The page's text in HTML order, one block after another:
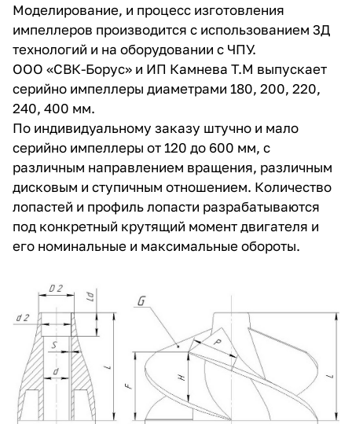
Моделирование, и процесс изготовления
импеллеров производится с использованием 3Д
технологий и на оборудовании с ЧПУ.
ООО «СВК-Борус» и ИП Камнева Т.М выпускает
серийно импеллеры диаметрами 180, 200, 220,
240, 400 мм.
По индивидуальному заказу штучно и мало
серийно импеллеры от 120 до 600 мм, с
различным направлением вращения, различным
дисковым и ступичным отношением. Количество
лопастей и профиль лопасти разрабатываются
под конкретный крутящий момент двигателя и
его номинальные и максимальные обороты.